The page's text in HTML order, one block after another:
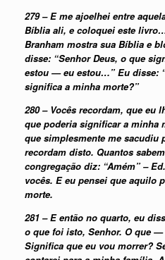
279 – E me ajoelhei entre
Bíblia ali, e coloquei este
Branham mostra sua Bíblia e
disse: “Senhor Deus, o que
estou — eu estou…” Eu disse:
significa a minha morte?”
280 – Vocês recordam, que eu
que poderia significar a minha
que simplesmente me sacudiu
recordam disto. Quantos
congregação diz: “Amém” –
vocês. E eu pensei que aquilo
morte.
281 – E então no quarto, eu
o que foi isto, Senhor. O que
Significa que eu vou morrer?